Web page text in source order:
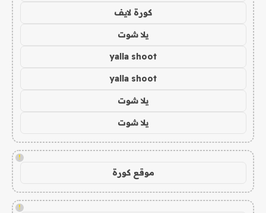
كورة لايف
يلا شوت
yalla shoot
yalla shoot
يلا شوت
يلا شوت
!
موقع كورة
!